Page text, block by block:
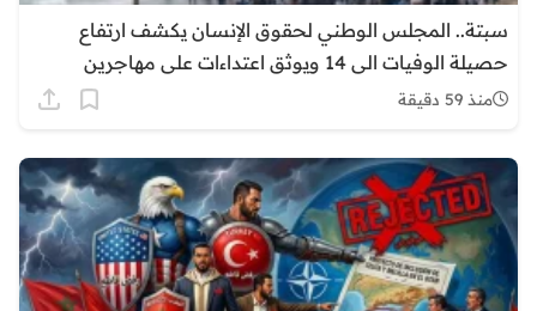
سبتة.. المجلس الوطني لحقوق الإنسان يكشف ارتفاع
حصيلة الوفيات الى 14 ويوثق اعتداءات على مهاجرين
منذ 59 دقيقة